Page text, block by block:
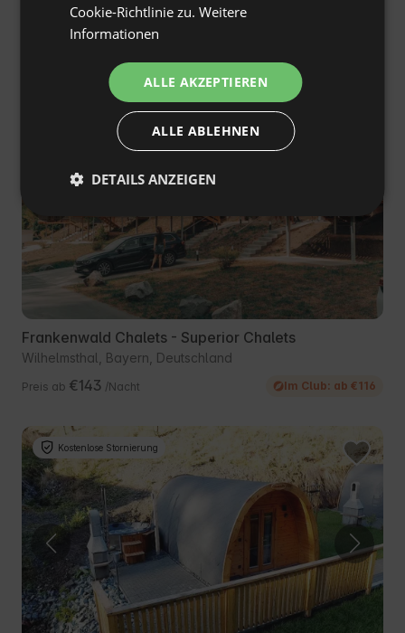
Kostenlose Stornierung
Frankenwald Chalets - Superior Chalets
Wilhelmsthal, Bayern, Deutschland
Preis ab €143 /Nacht Im Club: ab €116
Kostenlose Stornierung
Cookie-Richtlinie zu. Weitere
Informationen
ALLE AKZEPTIEREN
ALLE ABLEHNEN
DETAILS ANZEIGEN